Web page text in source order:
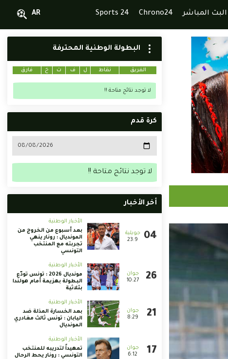
البث المباشر Chrono24
Sports 24
AR
البطولة الوطنية المحترفة
الفريق نقاط ل ف ت خ فارق
لا توجد نتائج متاحة !!
كرة قدم
لا توجد نتائج متاحة !!
أخر الأخبار
23:9
الأخبار الوطنية
بعد أسبوع من الخروج من
المونديال : رونار ينهي
تجربته مع المنتخب
التونسي
10:27
الأخبار الوطنية
مونديال 2026 : تونس تودّع
البطولة بهزيمة أمام هولندا
بثلاثية
8:29
الأخبار الوطنية
بعد الخسارة المذلة ضد
اليابان : تونس ثالث مغادري
المونديال
6:12
الأخبار الوطنية
تمهيداً لتدريبه للمنتخب
التونسي : رونار يحط الرحال